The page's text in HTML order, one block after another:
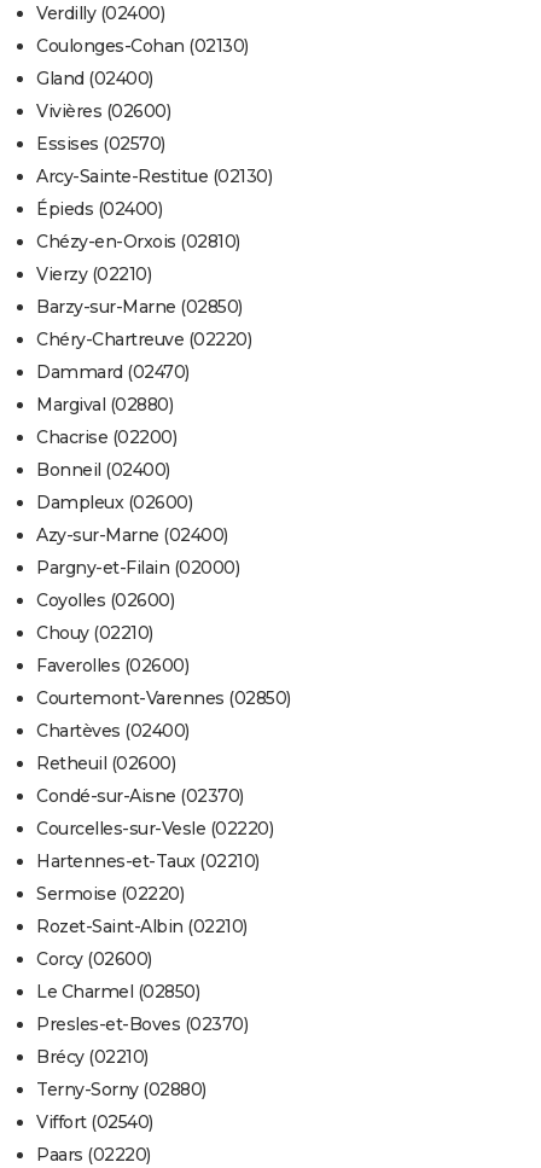
Verdilly (02400)
Coulonges-Cohan (02130)
Gland (02400)
Vivières (02600)
Essises (02570)
Arcy-Sainte-Restitue (02130)
Épieds (02400)
Chézy-en-Orxois (02810)
Vierzy (02210)
Barzy-sur-Marne (02850)
Chéry-Chartreuve (02220)
Dammard (02470)
Margival (02880)
Chacrise (02200)
Bonneil (02400)
Dampleux (02600)
Azy-sur-Marne (02400)
Pargny-et-Filain (02000)
Coyolles (02600)
Chouy (02210)
Faverolles (02600)
Courtemont-Varennes (02850)
Chartèves (02400)
Retheuil (02600)
Condé-sur-Aisne (02370)
Courcelles-sur-Vesle (02220)
Hartennes-et-Taux (02210)
Sermoise (02220)
Rozet-Saint-Albin (02210)
Corcy (02600)
Le Charmel (02850)
Presles-et-Boves (02370)
Brécy (02210)
Terny-Sorny (02880)
Viffort (02540)
Paars (02220)